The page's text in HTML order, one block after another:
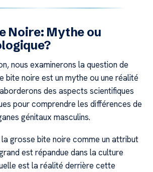
Noire: Mythe ou
nous examinerons la question de
bite noire est un mythe ou une réalité
des aspects scientifiques
pour comprendre les différences de
génitaux masculins.
grosse bite noire comme un attribut
est répandue dans la culture
est la réalité derrière cette